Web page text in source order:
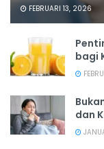
FEBRUARI 13, 2026
bagi
dan